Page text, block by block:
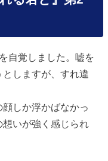
自覚しました。嘘を
しますが、すれ違
顔しか浮かばなかっ
いが強く感じられ